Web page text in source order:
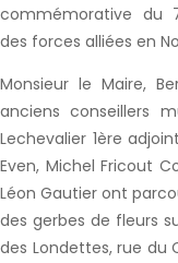
commémorative du
des forces alliées en
Monsieur le Maire,
anciens conseillers
Lechevalier 1ère
Even, Michel Fricout
Léon Gautier ont
des gerbes de fleurs
des Londettes, rue du